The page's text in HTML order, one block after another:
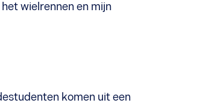
wielrennen en mijn
komen uit een